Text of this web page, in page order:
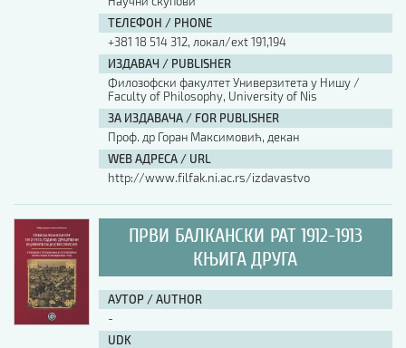
ТЕЛЕФОН / PHONE
+381 18 514 312, локал/ext 191,194
ИЗДАВАЧ / PUBLISHER
Филозофски факултет Универзитета у Нишу /
Faculty of Philosophy, University of Nis
ЗА ИЗДАВАЧА / FOR PUBLISHER
Проф. др Горан Максимовић, декан
WEB АДРЕСА / URL
http://www.filfak.ni.ac.rs/izdavastvo
ПРВИ БАЛКАНСКИ РАТ 1912-1913
КЊИГА ДРУГА
АУТОР / AUTHOR
-
UDK